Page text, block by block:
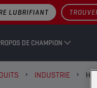
DE CHAMPION
LUBRIFIANT
INDUSTRIE